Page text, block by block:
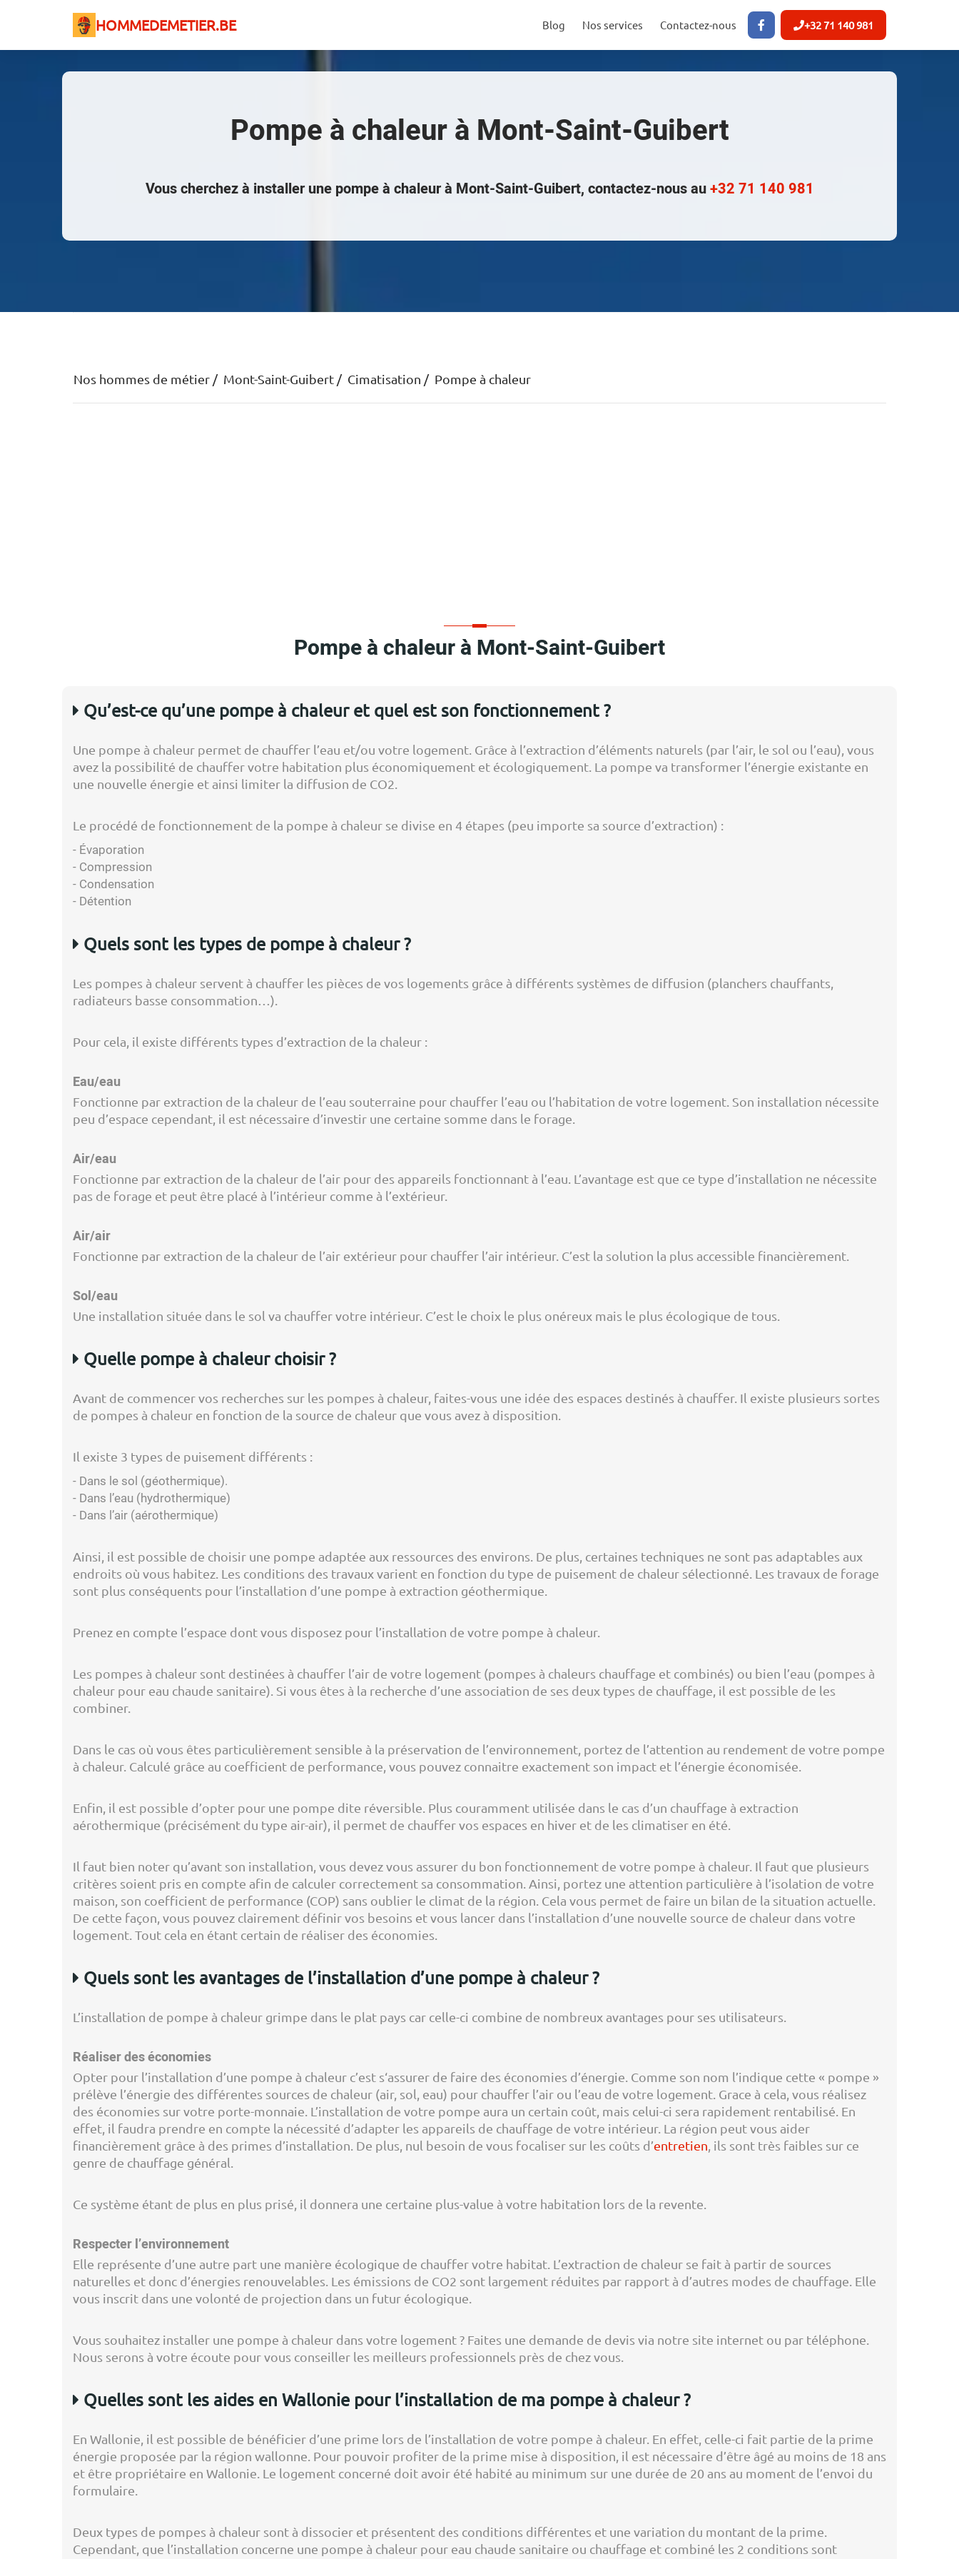
HOMMEDEMETIER.BE Blog Nos services Contactez-nous +32 71 140 981
Pompe à chaleur à Mont-Saint-Guibert
Vous cherchez à installer une pompe à chaleur à Mont-Saint-Guibert, contactez-nous au+32 71 140 981
Nos hommes de métier Mont-Saint-Guibert Cimatisation Pompe à chaleur
Pompe à chaleur à Mont-Saint-Guibert
Qu’est-ce qu’une pompe à chaleur et quel est son fonctionnement ?
Une pompe à chaleur permet de chauffer l’eau et/ou votre logement. Grâce à l’extraction d’éléments naturels (par l’air, le sol ou l’eau), vous
avez la possibilité de chauffer votre habitation plus économiquement et écologiquement. La pompe va transformer l’énergie existante en
une nouvelle énergie et ainsi limiter la diffusion de CO2.
Le procédé de fonctionnement de la pompe à chaleur se divise en 4 étapes (peu importe sa source d’extraction) :
- Évaporation
- Compression
- Condensation
- Détention
Quels sont les types de pompe à chaleur ?
Les pompes à chaleur servent à chauffer les pièces de vos logements grâce à différents systèmes de diffusion (planchers chauffants,
radiateurs basse consommation…).
Pour cela, il existe différents types d’extraction de la chaleur :
Eau/eau
Fonctionne par extraction de la chaleur de l’eau souterraine pour chauffer l’eau ou l’habitation de votre logement. Son installation nécessite
peu d’espace cependant, il est nécessaire d’investir une certaine somme dans le forage.
Air/eau
Fonctionne par extraction de la chaleur de l’air pour des appareils fonctionnant à l’eau. L’avantage est que ce type d’installation ne nécessite
pas de forage et peut être placé à l’intérieur comme à l’extérieur.
Air/air
Fonctionne par extraction de la chaleur de l’air extérieur pour chauffer l’air intérieur. C’est la solution la plus accessible financièrement.
Sol/eau
Une installation située dans le sol va chauffer votre intérieur. C’est le choix le plus onéreux mais le plus écologique de tous.
Quelle pompe à chaleur choisir ?
Avant de commencer vos recherches sur les pompes à chaleur, faites-vous une idée des espaces destinés à chauffer. Il existe plusieurs sortes
de pompes à chaleur en fonction de la source de chaleur que vous avez à disposition.
Il existe 3 types de puisement différents :
- Dans le sol (géothermique).
- Dans l’eau (hydrothermique)
- Dans l’air (aérothermique)
Ainsi, il est possible de choisir une pompe adaptée aux ressources des environs. De plus, certaines techniques ne sont pas adaptables aux
endroits où vous habitez. Les conditions des travaux varient en fonction du type de puisement de chaleur sélectionné. Les travaux de forage
sont plus conséquents pour l’installation d’une pompe à extraction géothermique.
Prenez en compte l’espace dont vous disposez pour l’installation de votre pompe à chaleur.
Les pompes à chaleur sont destinées à chauffer l’air de votre logement (pompes à chaleurs chauffage et combinés) ou bien l’eau (pompes à
chaleur pour eau chaude sanitaire). Si vous êtes à la recherche d’une association de ses deux types de chauffage, il est possible de les
combiner.
Dans le cas où vous êtes particulièrement sensible à la préservation de l’environnement, portez de l’attention au rendement de votre pompe
à chaleur. Calculé grâce au coefficient de performance, vous pouvez connaitre exactement son impact et l’énergie économisée.
Enfin, il est possible d’opter pour une pompe dite réversible. Plus couramment utilisée dans le cas d’un chauffage à extraction
aérothermique (précisément du type air-air), il permet de chauffer vos espaces en hiver et de les climatiser en été.
Il faut bien noter qu’avant son installation, vous devez vous assurer du bon fonctionnement de votre pompe à chaleur. Il faut que plusieurs
critères soient pris en compte afin de calculer correctement sa consommation. Ainsi, portez une attention particulière à l’isolation de votre
maison, son coefficient de performance (COP) sans oublier le climat de la région. Cela vous permet de faire un bilan de la situation actuelle.
De cette façon, vous pouvez clairement définir vos besoins et vous lancer dans l’installation d’une nouvelle source de chaleur dans votre
logement. Tout cela en étant certain de réaliser des économies.
Quels sont les avantages de l’installation d’une pompe à chaleur ?
L’installation de pompe à chaleur grimpe dans le plat pays car celle-ci combine de nombreux avantages pour ses utilisateurs.
Réaliser des économies
Opter pour l’installation d’une pompe à chaleur c’est s‘assurer de faire des économies d’énergie. Comme son nom l’indique cette « pompe »
prélève l’énergie des différentes sources de chaleur (air, sol, eau) pour chauffer l’air ou l’eau de votre logement. Grace à cela, vous réalisez
des économies sur votre porte-monnaie. L’installation de votre pompe aura un certain coût, mais celui-ci sera rapidement rentabilisé. En
effet, il faudra prendre en compte la nécessité d’adapter les appareils de chauffage de votre intérieur. La région peut vous aider
financièrement grâce à des primes d’installation. De plus, nul besoin de vous focaliser sur les coûts d’entretien , ils sont très faibles sur ce
genre de chauffage général.
Ce système étant de plus en plus prisé, il donnera une certaine plus-value à votre habitation lors de la revente.
Respecter l’environnement
Elle représente d’une autre part une manière écologique de chauffer votre habitat. L’extraction de chaleur se fait à partir de sources
naturelles et donc d’énergies renouvelables. Les émissions de CO2 sont largement réduites par rapport à d’autres modes de chauffage. Elle
vous inscrit dans une volonté de projection dans un futur écologique.
Vous souhaitez installer une pompe à chaleur dans votre logement ? Faites une demande de devis via notre site internet ou par téléphone.
Nous serons à votre écoute pour vous conseiller les meilleurs professionnels près de chez vous.
Quelles sont les aides en Wallonie pour l’installation de ma pompe à chaleur ?
En Wallonie, il est possible de bénéficier d’une prime lors de l’installation de votre pompe à chaleur. En effet, celle-ci fait partie de la prime
énergie proposée par la région wallonne. Pour pouvoir profiter de la prime mise à disposition, il est nécessaire d’être âgé au moins de 18 ans
et être propriétaire en Wallonie. Le logement concerné doit avoir été habité au minimum sur une durée de 20 ans au moment de l’envoi du
formulaire.
Deux types de pompes à chaleur sont à dissocier et présentent des conditions différentes et une variation du montant de la prime.
Cependant, que l’installation concerne une pompe à chaleur pour eau chaude sanitaire ou chauffage et combiné les 2 conditions sont